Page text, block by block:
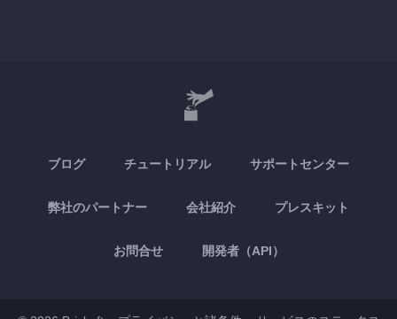
ブログ チュートリアル サポートセンター
弊社のパートナー 会社紹介 プレスキット
お問合せ 開発者（API）